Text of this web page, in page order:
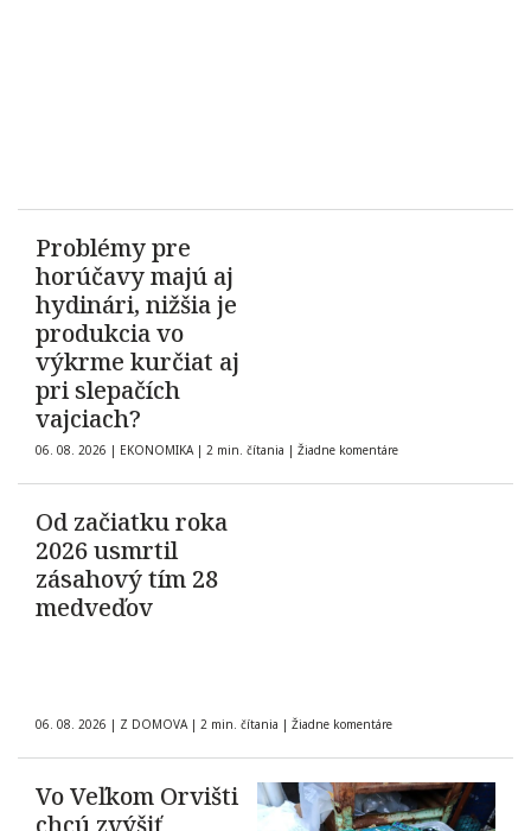
Problémy pre
horúčavy majú aj
hydinári, nižšia je
produkcia vo
výkrme kurčiat aj
pri slepačích
vajciach?
06. 08. 2026 | EKONOMIKA | 2 min. čítania | Žiadne komentáre
Od začiatku roka
2026 usmrtil
zásahový tím 28
medveďov
06. 08. 2026 | Z DOMOVA | 2 min. čítania | Žiadne komentáre
Vo Veľkom Orvišti